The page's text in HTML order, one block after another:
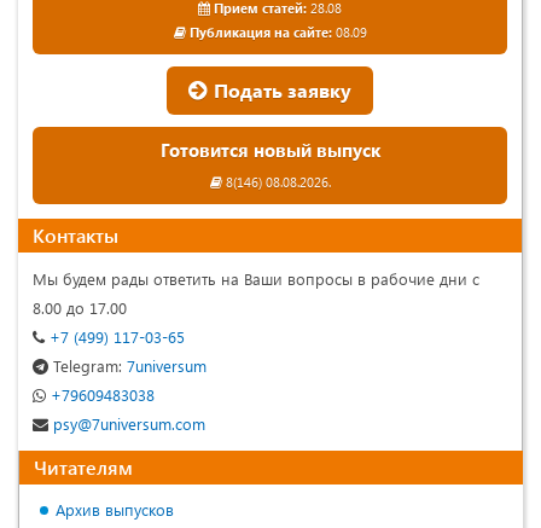
Прием статей: 28.08
Публикация на сайте:08.09
Подать заявку
Готовится новый выпуск
8(146) 08.08.2026.
Контакты
Мы будем рады ответить на Ваши вопросы в рабочие дни с
8.00 до 17.00
+7 (499) 117-03-65
Telegram: 7universum
+79609483038
psy@7universum.com
Читателям
Архив выпусков